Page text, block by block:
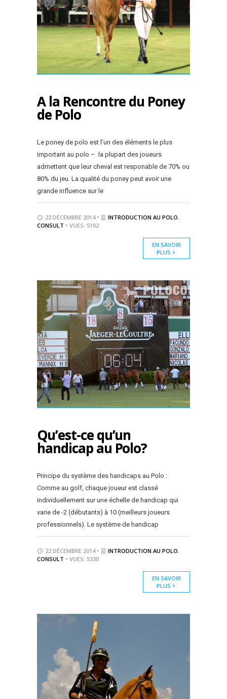
A la Rencontre du Poney
de Polo
Le poney de polo est l’un des éléments le plus
important au polo – la plupart des joueurs
admettent que leur cheval est responable de 70% ou
80% du jeu. La qualité du poney peut avoir une
grande influence sur le
22 DÉCEMBRE 2014 • INTRODUCTION AU POLO,
CONSULT • VUES: 5102
EN SAVOIR
PLUS
Qu’est-ce qu’un
handicap au Polo?
Principe du système des handicaps au Polo :
Comme au golf, chaque joueur est classé
individuellement sur une échelle de handicap qui
varie de -2 (débutants) à 10 (meilleurs joueurs
professionnels). Le système de handicap
22 DÉCEMBRE 2014 • INTRODUCTION AU POLO,
CONSULT • VUES: 5330
EN SAVOIR
PLUS